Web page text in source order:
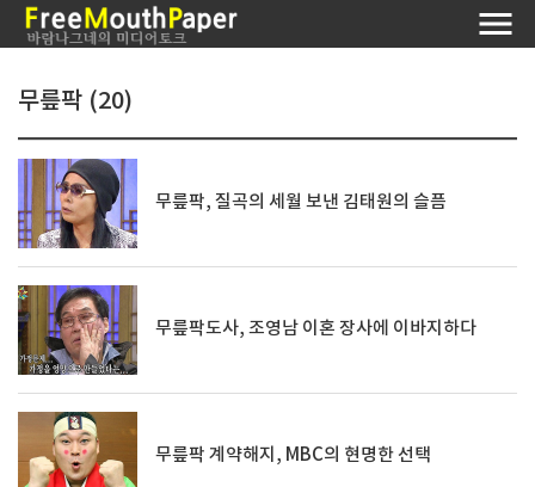
무릎팍 (20)
무릎팍, 질곡의 세월 보낸 김태원의 슬픔
무릎팍도사, 조영남 이혼 장사에 이바지하다
무릎팍 계약해지, MBC의 현명한 선택